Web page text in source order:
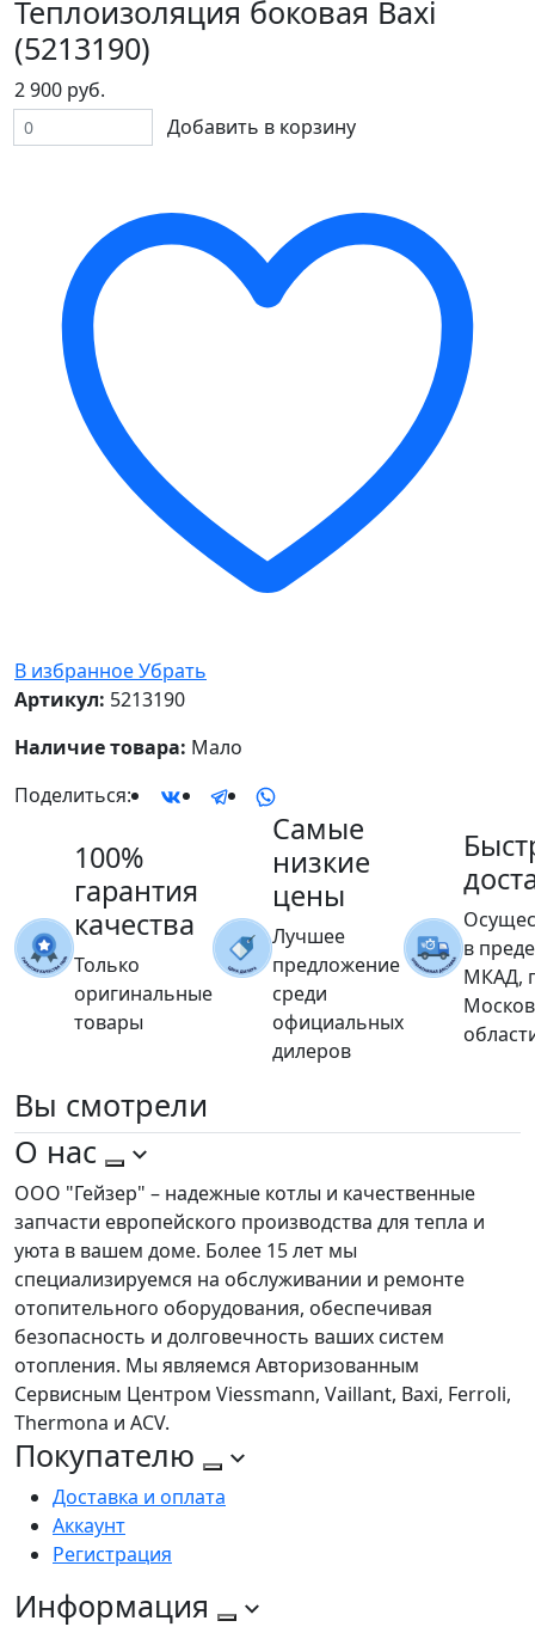
Теплоизоляция боковая Baxi
(5213190)
2 900 руб.
Добавить в корзину
В избранноеУбрать
Артикул: 5213190
Наличие товара: Мало
Поделиться:
100%
гарантия
качества
Только
оригинальные
товары
Самые
низкие
цены
Лучшее
предложение
среди
официальных
дилеров
в
МКАД,
Вы смотрели
О нас
ООО "Гейзер" – надежные котлы и качественные
запчасти европейского производства для тепла и
уюта в вашем доме. Более 15 лет мы
специализируемся на обслуживании и ремонте
отопительного оборудования, обеспечивая
безопасность и долговечность ваших систем
отопления. Мы являемся Авторизованным
Сервисным Центром Viessmann, Vaillant, Baxi, Ferroli,
Thermona и ACV.
Покупателю
Доставка и оплата
Аккаунт
Регистрация
Информация